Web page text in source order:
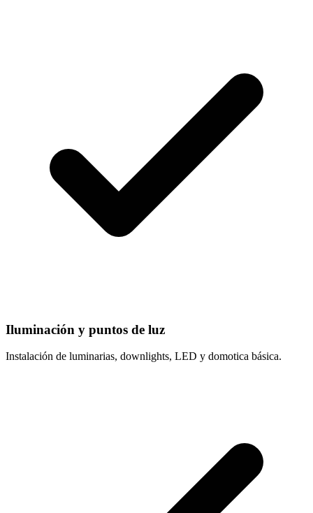
Iluminación y puntos de luz
Instalación de luminarias, downlights, LED y domotica básica.